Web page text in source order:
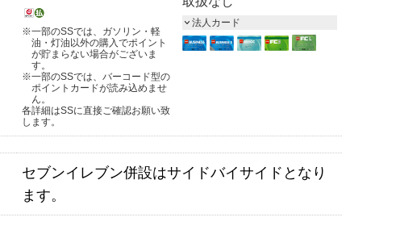
※一部のSSでは、ガソリン・軽
油・灯油以外の購入でポイント
が貯まらない場合がございま
す。
※一部のSSでは、バーコード型の
ポイントカードが読み込めませ
ん。
各詳細はSSに直接ご確認お願い致
します。
法人カード
セブンイレブン併設はサイドバイサイドとなり
ます。